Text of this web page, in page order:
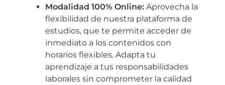
Modalidad 100% Online: Aprovecha la
flexibilidad de nuestra plataforma de
estudios, que te permite acceder de
inmediato a los contenidos con
horarios flexibles. Adapta tu
aprendizaje a tus responsabilidades
laborales sin comprometer la calidad